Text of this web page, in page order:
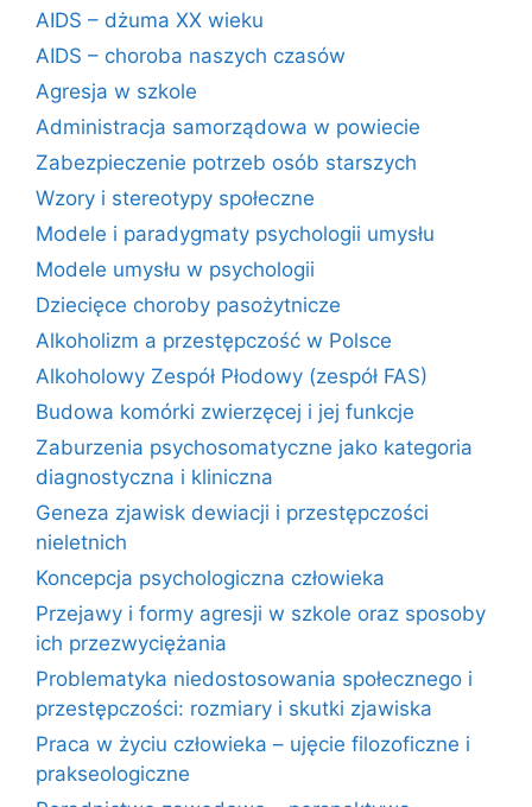
AIDS – dżuma XX wieku
AIDS – choroba naszych czasów
Agresja w szkole
Administracja samorządowa w powiecie
Zabezpieczenie potrzeb osób starszych
Wzory i stereotypy społeczne
Modele i paradygmaty psychologii umysłu
Modele umysłu w psychologii
Dziecięce choroby pasożytnicze
Alkoholizm a przestępczość w Polsce
Alkoholowy Zespół Płodowy (zespół FAS)
Budowa komórki zwierzęcej i jej funkcje
Zaburzenia psychosomatyczne jako kategoria
diagnostyczna i kliniczna
Geneza zjawisk dewiacji i przestępczości
nieletnich
Koncepcja psychologiczna człowieka
Przejawy i formy agresji w szkole oraz sposoby
ich przezwyciężania
Problematyka niedostosowania społecznego i
przestępczości: rozmiary i skutki zjawiska
Praca w życiu człowieka – ujęcie filozoficzne i
prakseologiczne